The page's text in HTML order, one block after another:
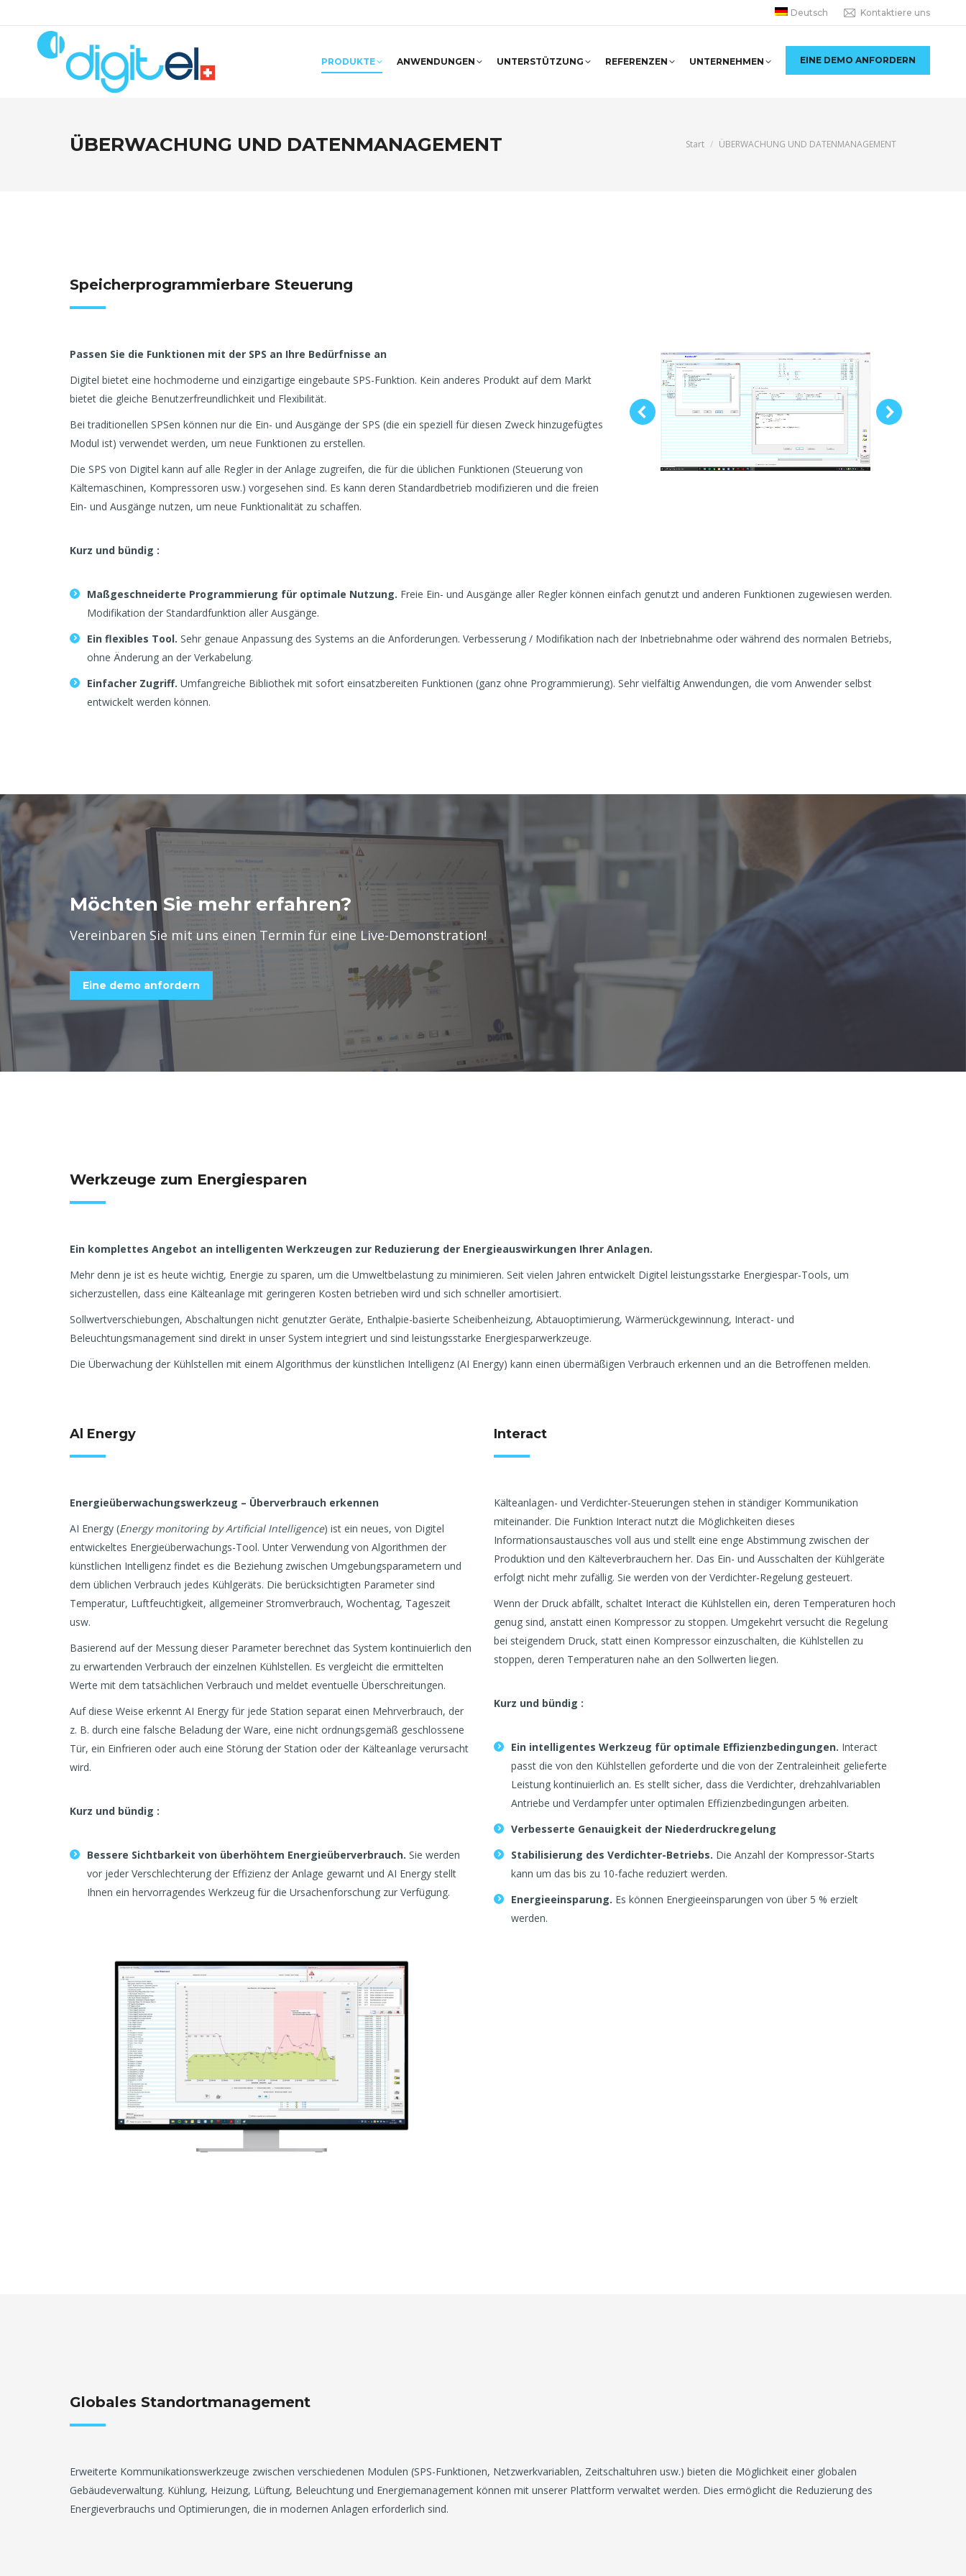
Deutsch Kontaktiere uns
PRODUKTE ANWENDUNGEN UNTERSTÜTZUNG REFERENZEN UNTERNEHMEN EINE DEMO ANFORDERN
ÜBERWACHUNG UND DATENMANAGEMENT Sie befinden sich hier:
Start ÜBERWACHUNG UND DATENMANAGEMENT
Speicherprogrammierbare Steuerung
Passen Sie die Funktionen mit der SPS an Ihre Bedürfnisse an
Digitel bietet eine hochmoderne und einzigartige eingebaute SPS-Funktion. Kein anderes Produkt auf dem Markt
bietet die gleiche Benutzerfreundlichkeit und Flexibilität.
Bei traditionellen SPSen können nur die Ein- und Ausgänge der SPS (die ein speziell für diesen Zweck hinzugefügtes
Modul ist) verwendet werden, um neue Funktionen zu erstellen.
Die SPS von Digitel kann auf alle Regler in der Anlage zugreifen, die für die üblichen Funktionen (Steuerung von
Kältemaschinen, Kompressoren usw.) vorgesehen sind. Es kann deren Standardbetrieb modifizieren und die freien
Ein- und Ausgänge nutzen, um neue Funktionalität zu schaffen.
Kurz und bündig :
Maßgeschneiderte Programmierung für optimale Nutzung. Freie Ein- und Ausgänge aller Regler können einfach genutzt und anderen Funktionen zugewiesen werden.
Modifikation der Standardfunktion aller Ausgänge.
Ein flexibles Tool. Sehr genaue Anpassung des Systems an die Anforderungen. Verbesserung / Modifikation nach der Inbetriebnahme oder während des normalen Betriebs,
ohne Änderung an der Verkabelung.
Einfacher Zugriff. Umfangreiche Bibliothek mit sofort einsatzbereiten Funktionen (ganz ohne Programmierung). Sehr vielfältig Anwendungen, die vom Anwender selbst
entwickelt werden können.
Möchten Sie mehr erfahren?
Vereinbaren Sie mit uns einen Termin für eine Live-Demonstration!
Eine demo anfordern
Werkzeuge zum Energiesparen
Ein komplettes Angebot an intelligenten Werkzeugen zur Reduzierung der Energieauswirkungen Ihrer Anlagen.
Mehr denn je ist es heute wichtig, Energie zu sparen, um die Umweltbelastung zu minimieren. Seit vielen Jahren entwickelt Digitel leistungsstarke Energiespar-Tools, um
sicherzustellen, dass eine Kälteanlage mit geringeren Kosten betrieben wird und sich schneller amortisiert.
Sollwertverschiebungen, Abschaltungen nicht genutzter Geräte, Enthalpie-basierte Scheibenheizung, Abtauoptimierung, Wärmerückgewinnung, Interact- und
Beleuchtungsmanagement sind direkt in unser System integriert und sind leistungsstarke Energiesparwerkzeuge.
Die Überwachung der Kühlstellen mit einem Algorithmus der künstlichen Intelligenz (AI Energy) kann einen übermäßigen Verbrauch erkennen und an die Betroffenen melden.
Al Energy
Energieüberwachungswerkzeug – Überverbrauch erkennen
AI Energy (Energy monitoring by Artificial Intelligence) ist ein neues, von Digitel
entwickeltes Energieüberwachungs-Tool. Unter Verwendung von Algorithmen der
künstlichen Intelligenz findet es die Beziehung zwischen Umgebungsparametern und
dem üblichen Verbrauch jedes Kühlgeräts. Die berücksichtigten Parameter sind
Temperatur, Luftfeuchtigkeit, allgemeiner Stromverbrauch, Wochentag, Tageszeit
usw.
Basierend auf der Messung dieser Parameter berechnet das System kontinuierlich den
zu erwartenden Verbrauch der einzelnen Kühlstellen. Es vergleicht die ermittelten
Werte mit dem tatsächlichen Verbrauch und meldet eventuelle Überschreitungen.
Auf diese Weise erkennt AI Energy für jede Station separat einen Mehrverbrauch, der
z. B. durch eine falsche Beladung der Ware, eine nicht ordnungsgemäß geschlossene
Tür, ein Einfrieren oder auch eine Störung der Station oder der Kälteanlage verursacht
wird.
Kurz und bündig :
Bessere Sichtbarkeit von überhöhtem Energieüberverbrauch. Sie werden
vor jeder Verschlechterung der Effizienz der Anlage gewarnt und AI Energy stellt
Ihnen ein hervorragendes Werkzeug für die Ursachenforschung zur Verfügung.
Interact
Kälteanlagen- und Verdichter-Steuerungen stehen in ständiger Kommunikation
miteinander. Die Funktion Interact nutzt die Möglichkeiten dieses
Informationsaustausches voll aus und stellt eine enge Abstimmung zwischen der
Produktion und den Kälteverbrauchern her. Das Ein- und Ausschalten der Kühlgeräte
erfolgt nicht mehr zufällig. Sie werden von der Verdichter-Regelung gesteuert.
Wenn der Druck abfällt, schaltet Interact die Kühlstellen ein, deren Temperaturen hoch
genug sind, anstatt einen Kompressor zu stoppen. Umgekehrt versucht die Regelung
bei steigendem Druck, statt einen Kompressor einzuschalten, die Kühlstellen zu
stoppen, deren Temperaturen nahe an den Sollwerten liegen.
Kurz und bündig :
Ein intelligentes Werkzeug für optimale Effizienzbedingungen. Interact
passt die von den Kühlstellen geforderte und die von der Zentraleinheit gelieferte
Leistung kontinuierlich an. Es stellt sicher, dass die Verdichter, drehzahlvariablen
Antriebe und Verdampfer unter optimalen Effizienzbedingungen arbeiten.
Verbesserte Genauigkeit der Niederdruckregelung
Stabilisierung des Verdichter-Betriebs. Die Anzahl der Kompressor-Starts
kann um das bis zu 10-fache reduziert werden.
Energieeinsparung. Es können Energieeinsparungen von über 5 % erzielt
werden.
Globales Standortmanagement
Erweiterte Kommunikationswerkzeuge zwischen verschiedenen Modulen (SPS-Funktionen, Netzwerkvariablen, Zeitschaltuhren usw.) bieten die Möglichkeit einer globalen
Gebäudeverwaltung. Kühlung, Heizung, Lüftung, Beleuchtung und Energiemanagement können mit unserer Plattform verwaltet werden. Dies ermöglicht die Reduzierung des
Energieverbrauchs und Optimierungen, die in modernen Anlagen erforderlich sind.